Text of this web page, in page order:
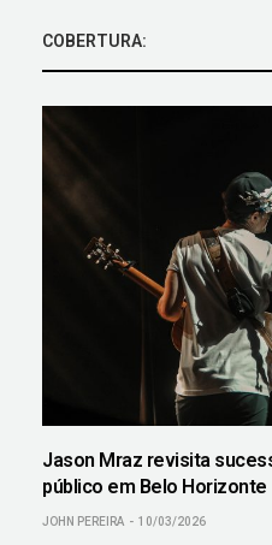
COBERTURA:
Jason Mraz revisita
público em Belo Horizonte
JOHN PEREIRA 10/03/2026